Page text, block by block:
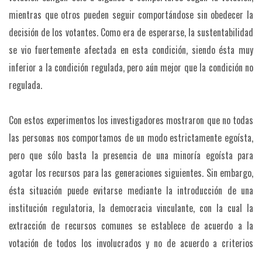
mientras que otros pueden seguir comportándose sin obedecer la
decisión de los votantes. Como era de esperarse, la sustentabilidad
se vio fuertemente afectada en esta condición, siendo ésta muy
inferior a la condición regulada, pero aún mejor que la condición no
regulada.
Con estos experimentos los investigadores mostraron que no todas
las personas nos comportamos de un modo estrictamente egoísta,
pero que sólo basta la presencia de una minoría egoísta para
agotar los recursos para las generaciones siguientes. Sin embargo,
ésta situación puede evitarse mediante la introducción de una
institución regulatoria, la democracia vinculante, con la cual la
extracción de recursos comunes se establece de acuerdo a la
votación de todos los involucrados y no de acuerdo a criterios